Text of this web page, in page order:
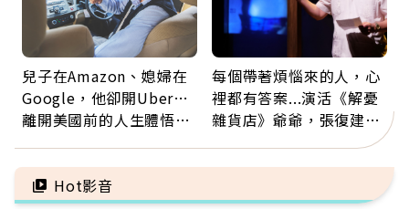
兒子在Amazon、媳婦在
Google，他卻開Uber…
離開美國前的人生體悟：
每個帶著煩惱來的人，心
裡都有答案...演活《解憂
雜貨店》爺爺，張復建：
放下執著不是認輸，而是
善待自己
Hot影音